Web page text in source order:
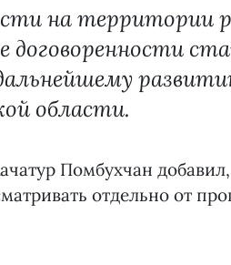
на территории
договоренности
области.
Помбухчан добавил,
отдельно от